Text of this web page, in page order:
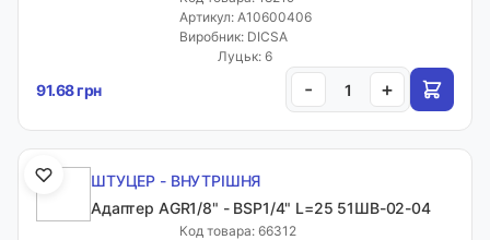
Артикул: A10600406
Виробник: DICSA
Луцьк: 6
91.68 грн - +
ШТУЦЕР - ВНУТРІШНЯ
Адаптер AGR1/8" - BSP1/4" L=25 51ШВ-02-04
Код товара: 66312